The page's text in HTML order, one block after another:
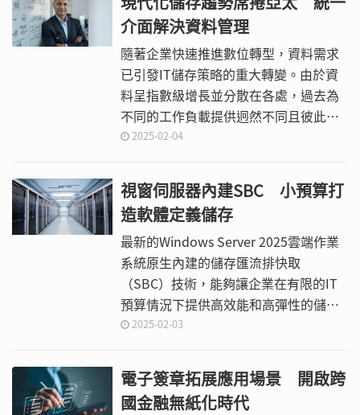
介面解決資料管理
隨著企業快速推進數位轉型，資料需求
已引發IT儲存策略的重大轉變。由於資
料呈指數級增長並分散在各處，過去為
不同的工作負載提供迥然不同且彼此孤
立的儲存解決方案，顯然已無法因應企
2025-02-04
視窗伺服器內建SBC 小預算打
造軟體定義儲存
最新的Windows Server 2025雲端作業
系統原生內建的儲存匯流排快取
（SBC）技術，能夠讓企業在有限的IT
預算情況下提供高效能和高彈性的儲存
資源池。本文將先介紹SBC的技術細
的操作設定。
2025-02-03
電子簽章拓展應用場景 開啟跨
國金融無紙化時代